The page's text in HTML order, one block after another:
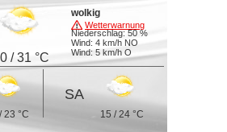
/ 31 °C
Wetterwarnung
wolkig
Niederschlag: 50 %
Wind: 4 km/h NO
Wind: 5 km/h O
23 °C
SA
15 / 24 °C